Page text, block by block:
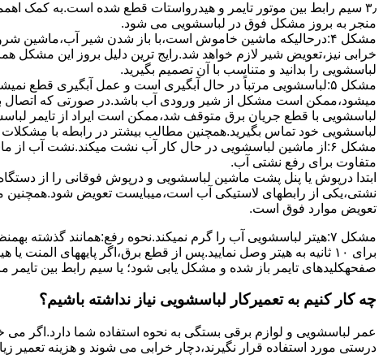
۳٫ ﺳﯿﻢ راﺑﻂ ﺑﯿﻦ ﻣﻮﺗﻮر ﺗﺎﯾﻤﺮ و ﻫﯿﺪرواﺳﺘﺎت ﻗﻄﻊ ﺷﺪه اﺳﺖ.به کمک
ﻣﻨﺠﺮ ﺑﻪ ﺑﺮوز مشکل ﻓﻮق در لباسشویی می شود.
مشکل ۴:درحالیکه ﻣﺎﺷﯿﻦ ﺧﺎﻣﻮش اﺳﺖ،ﺑﺎ ﺑﺎز ﺷﺪن ﺷﯿﺮ
خرابی نیز،تعویض شیر لازم خواهد شد.رایج ترین دلیل بروز این مشکل
لباسشویی را بدانید و متناسب با آن تصمیم بگیرید.
مشکل ۵:لباسشویی مرتباً در ﺣﺎل آﺑﮕﯿﺮی اﺳﺖ و ﻋﻤﻞ آﺑﮕﯿﺮی ﻗﻄﻊ
میشود،ممکن است مشکل از شیر ورودی آب باشد.در صورتی که اتصال
لباسشویی با قطع جریان برق متوقف شد،ممکن است ایراد از تایمر
لباسشویی خود تماس بگیرید.همچنین مطالب بیشتر در رابطه با مشکلات
مشکل ۶:از ﻣﺎﺷﯿﻦ لباسشویی در ﺣﺎل ﮐﺎر آب ﻧﺸﺖ میکند.نشت آب
متفاوت برای رفع نشتی آب.
ابتدا درپوش یا پنل ﭘﺸﺖ ﻣﺎﺷﯿﻦ لباسشویی و درپوش ﻓﻮﻗﺎﻧﯽ را از
نشتی،ﯾﮑﯽ از رابطهای ﻻﺳﺘﯿﮑﯽ آب اﺳﺖ،میبایست ﺗﻌﻮﯾﺾ
ﺗﻌﻮﯾﺾ ﻣﻮارد ﻓﻮق اﺳﺖ.
برای ۱۰ ﺛﺎﻧﯿﻪ ﺑﻪ ﻫﯿﺘﺮ وصل نمایید.ﭘﺲ از ﻗﻄﻊ ﺑﺮق،اﮔﺮ پایههای
صفحهکلیدهای ﺗﺎﯾﻤﺮ باز شده و مشکل یابی شود؛ ﯾﺎ ﺳﯿﻢ راﺑﻂ ﺑﯿﻦ
چه کار کنیم به تعمیرکار لباسشویی نیاز نداشته باشیم؟
عمر لباسشویی و لوازم برقی بستگی به نحوه استفاده شما دارد.اگر می
درستی مورد استفاده قرار نگیرند،دچار خرابی می شوند و هزینه تعمیر زیادی را برای شما ایجاد می کنند.در